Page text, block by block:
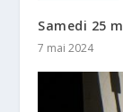
Samedi 25
7 mai 2024